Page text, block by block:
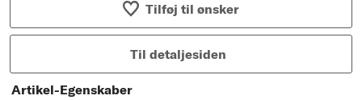
Tilføj til ønsker
Til detaljesiden
Artikel-Egenskaber